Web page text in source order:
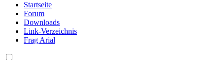
Startseite
Forum
Downloads
Link-Verzeichnis
Frag Arial